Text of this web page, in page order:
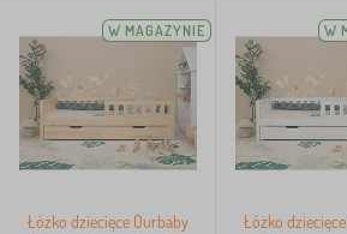
W MAGAZYNIE
Łóżko dziecięce Ourbaby
W
Łóżko